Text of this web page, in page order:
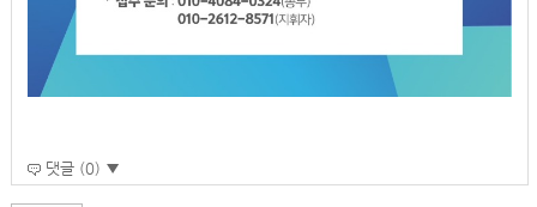
댓글 (0) ▼